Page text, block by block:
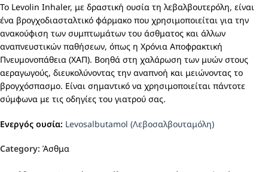
Το Levolin Inhaler, με δραστική ουσία τη λεβαλβουτερόλη, είναι
ένα βρογχοδιασταλτικό φάρμακο που χρησιμοποιείται για την
ανακούφιση των συμπτωμάτων του άσθματος και άλλων
αναπνευστικών παθήσεων, όπως η Χρόνια Αποφρακτική
Πνευμονοπάθεια (ΧΑΠ). Βοηθά στη χαλάρωση των μυών στους
αεραγωγούς, διευκολύνοντας την αναπνοή και μειώνοντας το
βρογχόσπασμο. Είναι σημαντικό να χρησιμοποιείται πάντοτε
σύμφωνα με τις οδηγίες του γιατρού σας.
Ενεργός ουσία: Levosalbutamol (Λεβοσαλβουταμόλη)
Category: Άσθμα